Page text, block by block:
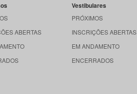
ABERTAS
Vestibulares
PRÓXIMOS
INSCRIÇÕES ABERTAS
EM ANDAMENTO
ENCERRADOS